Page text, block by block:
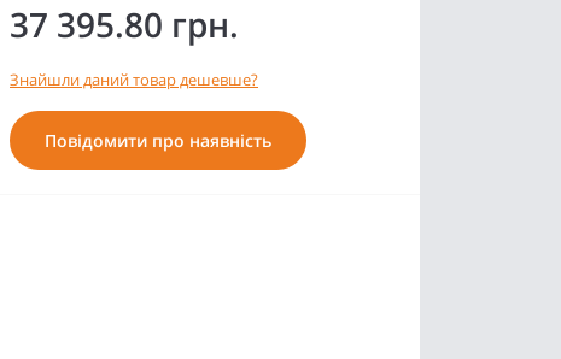
37 395.80 грн.
Знайшли даний товар дешевше?
Повідомити про наявність